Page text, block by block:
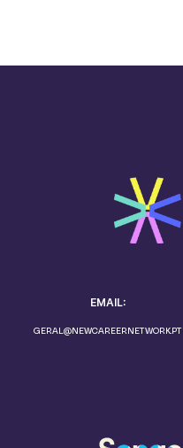
EMAIL:
GERAL@NEWCAREERNETWORK.PT